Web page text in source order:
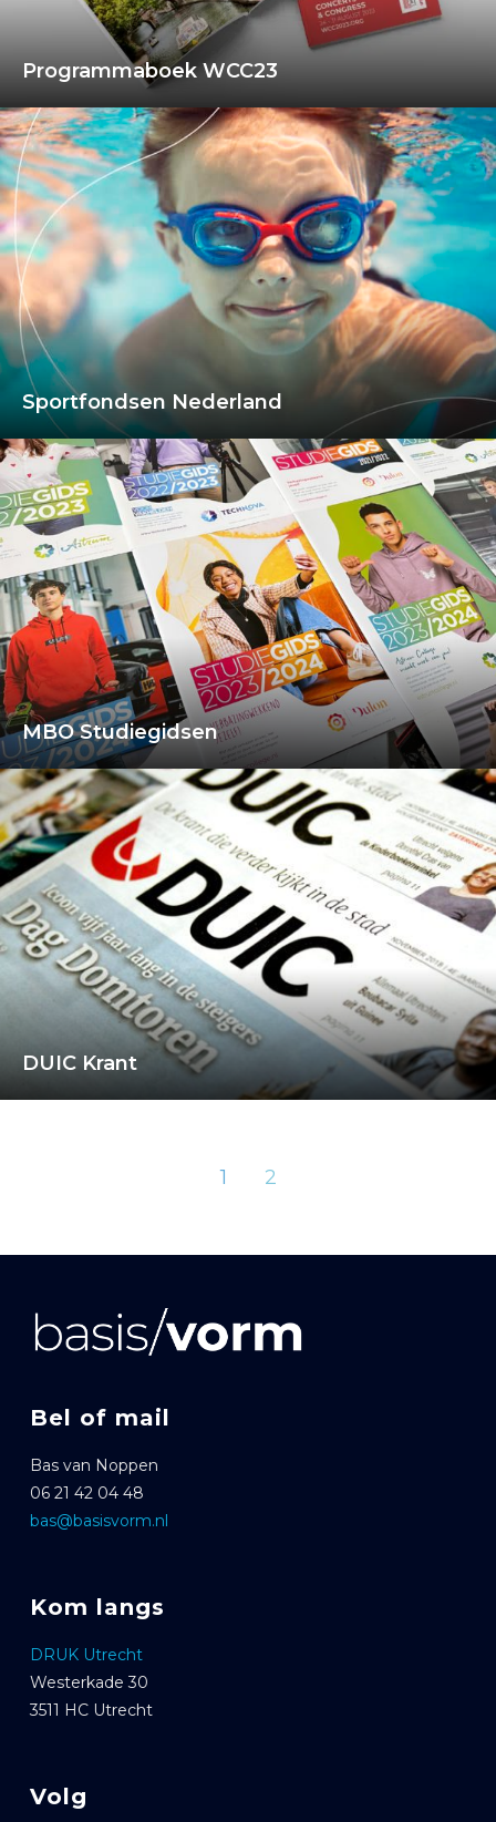
Programmaboek WCC23
Sportfondsen Nederland
MBO Studiegidsen
DUIC Krant
1 2
Bel of mail
Bas van Noppen
06 21 42 04 48
bas@basisvorm.nl
Kom langs
DRUK Utrecht
Westerkade 30
3511 HC Utrecht
Volg